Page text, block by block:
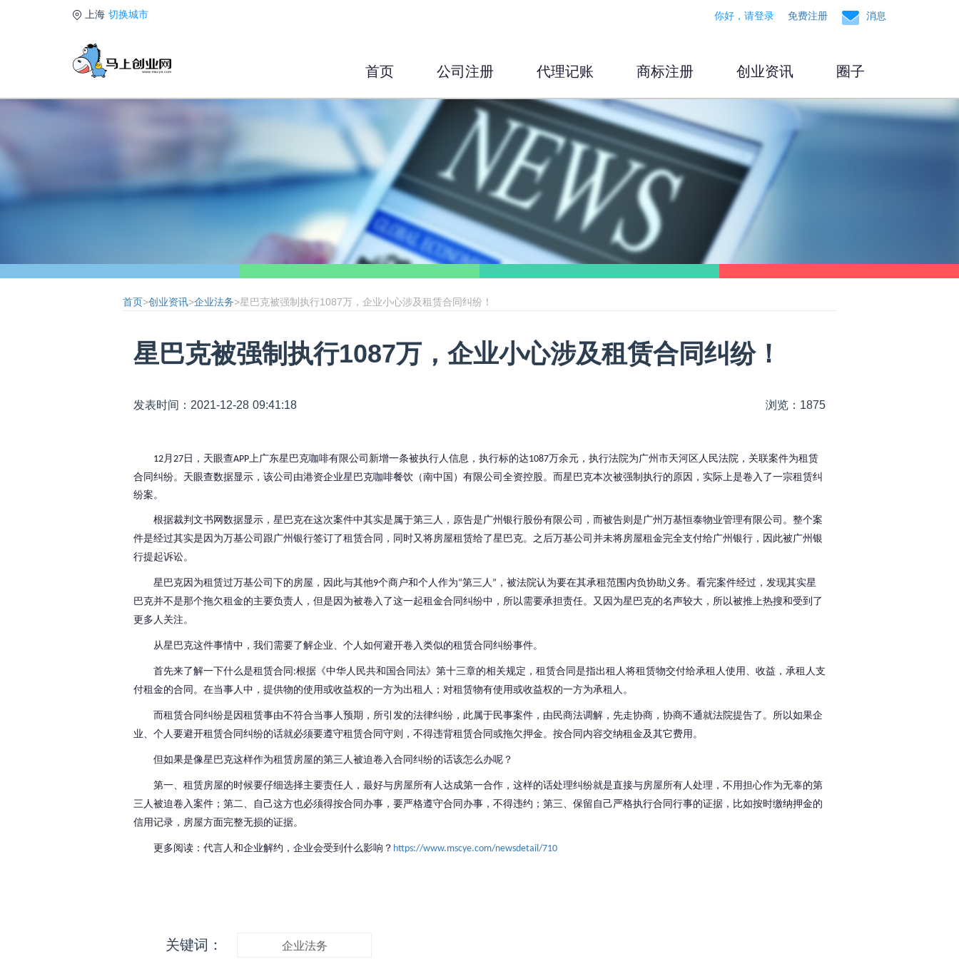
上海 切换城市 你好，请登录 免费注册 消息
首页 公司注册 代理记账 商标注册 创业资讯 圈子
首页>创业资讯>企业法务>星巴克被强制执行1087万，企业小心涉及租赁合同纠纷！
星巴克被强制执行1087万，企业小心涉及租赁合同纠纷！
发表时间：2021-12-28 09:41:18 浏览：1875
12月 27 日，天眼查APP上广东星巴克咖啡有限公司新增一条被执行人信息，执行标的达1087万余元，执行法院为广州市天河区人民法院，关联案件为租赁
合同纠纷。天眼查数据显示，该公司由港资企业星巴克咖啡餐饮（南中国）有限公司全资控股。而星巴克本次被强制执行的原因，实际上是卷入了一宗租赁纠
纷案。
根据裁判文书网数据显示，星巴克在这次案件中其实是属于第三人，原告是广州银行股份有限公司，而被告则是广州万基恒泰物业管理有限公司。整个案
件是经过其实是因为万基公司跟广州银行签订了租赁合同，同时又将房屋租赁给了星巴克。之后万基公司并未将房屋租金完全支付给广州银行，因此被广州银
行提起诉讼。
星巴克因为租赁过万基公司下的房屋，因此与其他9个商户和个人作为“第三人 ” ，被法院认为要在其承租范围内负协助义务。看完案件经过，发现其实星
巴克并不是那个拖欠租金的主要负责人，但是因为被卷入了这一起租金合同纠纷中，所以需要承担责任。又因为星巴克的名声较大，所以被推上热搜和受到了
更多人关注。
从星巴克这件事情中，我们需要了解企业、个人如何避开卷入类似的租赁合同纠纷事件。
首先来了解一下什么是租赁合同 :根据《中华人民共和国合同法》第十三章的相关规定，租赁合同是指出租人将租赁物交付给承租人使用、收益，承租人支
付租金的合同。在当事人中，提供物的使用或收益权的一方为出租人；对租赁物有使用或收益权的一方为承租人。
而租赁合同纠纷是因租赁事由不符合当事人预期，所引发的法律纠纷，此属于民事案件，由民商法调解，先走协商，协商不通就法院提告了。 所以如果企
业、个人要避开租赁合同纠纷的话就必须要遵守租赁合同守则，不得违背租赁合同或拖欠押金。按合同内容交纳租金及其它费用。
但如果是像星巴克这样作为租赁房屋的第三人被迫卷入合同纠纷的话该怎么办呢？
第一、租赁房屋的时候要仔细选择主要责任人，最好与房屋所有人达成第一合作，这样的话处理纠纷就是直接与房屋所有人处理，不用担心作为无辜的第
三人被迫卷入案件 ； 第二、自己这方也必须得按合同办事，要严格遵守合同办事，不得违约 ； 第三、保留自己严格执行合同行事的证据，比如按时缴纳押金的
信用记录，房屋方面完整无损的证据。
更多阅读：代言人和企业解约，企业会受到什么影响？ https://www.mscye.com/newsdetail/710
关键词： 企业法务